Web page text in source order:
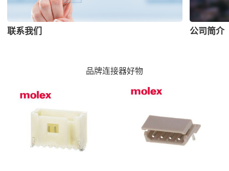
联系我们 公司简介
品牌连接器好物